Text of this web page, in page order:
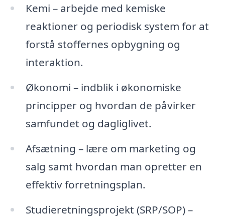
Kemi – arbejde med kemiske
reaktioner og periodisk system for at
forstå stoffernes opbygning og
interaktion.
Økonomi – indblik i økonomiske
principper og hvordan de påvirker
samfundet og dagliglivet.
Afsætning – lære om marketing og
salg samt hvordan man opretter en
effektiv forretningsplan.
Studieretningsprojekt (SRP/SOP) –